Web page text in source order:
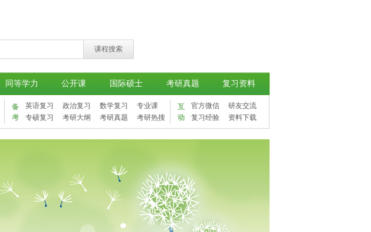
课程搜索
同等学力 公开课 国际硕士 考研真题 复习资料
备
考
英语复习 政治复习 数学复习
专业课
专硕复习
考研大纲 考研真题 考研热搜
互
动
官方微信
研友交流
复习经验
资料下载